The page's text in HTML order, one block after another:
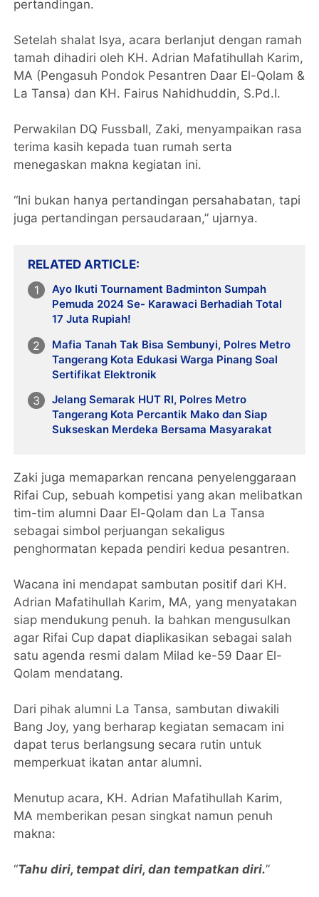
pertandingan.
Setelah shalat Isya, acara berlanjut dengan ramah
tamah dihadiri oleh KH. Adrian Mafatihullah Karim,
MA (Pengasuh Pondok Pesantren Daar El-Qolam &
La Tansa) dan KH. Fairus Nahidhuddin, S.Pd.I.
Perwakilan DQ Fussball, Zaki, menyampaikan rasa
terima kasih kepada tuan rumah serta
menegaskan makna kegiatan ini.
“Ini bukan hanya pertandingan persahabatan, tapi
juga pertandingan persaudaraan,” ujarnya.
RELATED ARTICLE
Ayo Ikuti Tournament Badminton Sumpah
Pemuda 2024 Se- Karawaci Berhadiah Total
17 Juta Rupiah!
Mafia Tanah Tak Bisa Sembunyi, Polres Metro
Tangerang Kota Edukasi Warga Pinang Soal
Sertifikat Elektronik
Jelang Semarak HUT RI, Polres Metro
Tangerang Kota Percantik Mako dan Siap
Sukseskan Merdeka Bersama Masyarakat
Zaki juga memaparkan rencana penyelenggaraan
Rifai Cup, sebuah kompetisi yang akan melibatkan
tim-tim alumni Daar El-Qolam dan La Tansa
sebagai simbol perjuangan sekaligus
penghormatan kepada pendiri kedua pesantren.
Wacana ini mendapat sambutan positif dari KH.
Adrian Mafatihullah Karim, MA, yang menyatakan
siap mendukung penuh. Ia bahkan mengusulkan
agar Rifai Cup dapat diaplikasikan sebagai salah
satu agenda resmi dalam Milad ke-59 Daar El-
Qolam mendatang.
Dari pihak alumni La Tansa, sambutan diwakili
Bang Joy, yang berharap kegiatan semacam ini
dapat terus berlangsung secara rutin untuk
memperkuat ikatan antar alumni.
Menutup acara, KH. Adrian Mafatihullah Karim,
MA memberikan pesan singkat namun penuh
makna:
“Tahu diri, tempat diri, dan tempatkan diri.”